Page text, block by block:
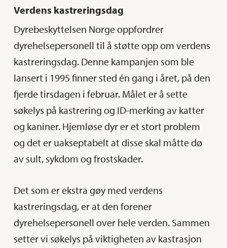
Verdens kastreringsdag
Dyrebeskyttelsen Norge oppfordrer
dyrehelsepersonell til å støtte opp om verdens
kastreringsdag. Denne kampanjen som ble
lansert i 1995 finner sted én gang i året, på den
fjerde tirsdagen i februar. Målet er å sette
søkelys på kastrering og ID-merking av katter
og kaniner. Hjemløse dyr er et stort problem
og det er uakseptabelt at disse skal måtte dø
av sult, sykdom og frostskader.
Det som er ekstra gøy med verdens
kastreringsdag, er at den forener
dyrehelsepersonell over hele verden. Sammen
setter vi søkelys på viktigheten av kastrasjon